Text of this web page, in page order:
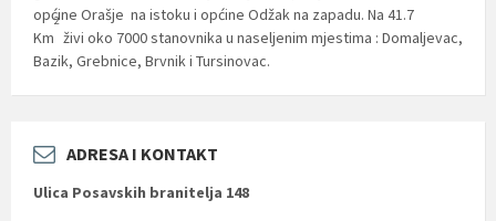
općine Orašje na istoku i općine Odžak na zapadu. Na 41.7
Km
2
živi oko 7000 stanovnika u naseljenim mjestima : Domaljevac,
Bazik, Grebnice, Brvnik i Tursinovac.
ADRESA I KONTAKT
Ulica Posavskih branitelja 148